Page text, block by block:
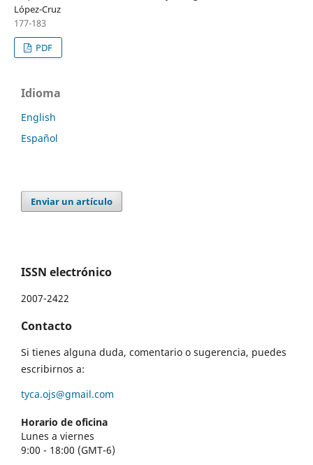
López-Cruz
177-183
PDF
Idioma
English
Español
Enviar un artículo
ISSN electrónico
2007-2422
Contacto
Si tienes alguna duda, comentario o sugerencia, puedes
escribirnos a:
tyca.ojs@gmail.com
Horario de oficina
Lunes a viernes
9:00 - 18:00 (GMT-6)